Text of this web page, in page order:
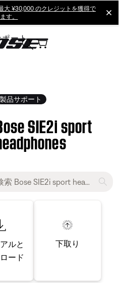
大 ¥30,000 のクレジットを獲得で
す。
ポート
製品サポート
SIE2i sport
ルと
ード
下取り